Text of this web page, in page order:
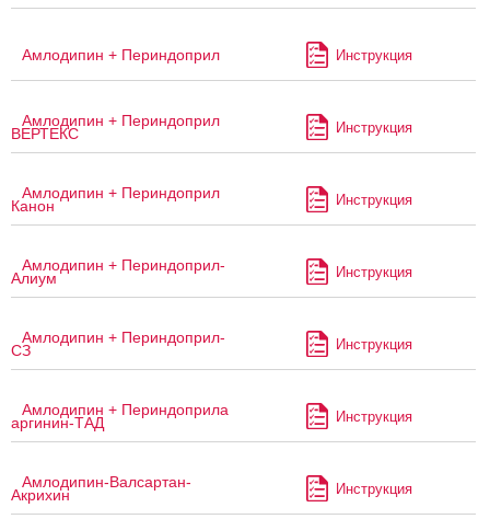
Амлодипин + Периндоприл Инструкция
Амлодипин + Периндоприл
ВЕРТЕКС Инструкция
Амлодипин + Периндоприл
Канон Инструкция
Амлодипин + Периндоприл-
Алиум Инструкция
Амлодипин + Периндоприл-
СЗ Инструкция
Амлодипин + Периндоприла
аргинин-ТАД Инструкция
Амлодипин-Валсартан-
Акрихин Инструкция